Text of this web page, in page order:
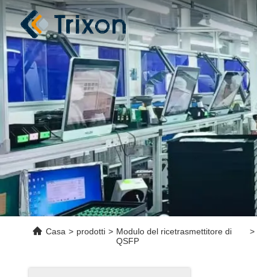
Casa > prodotti > Modulo del ricetrasmettitore di
QSFP
>